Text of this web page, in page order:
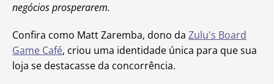
negócios prosperarem.
Confira como Matt Zaremba, dono da Zulu's Board
Game Café, criou uma identidade única para que sua
loja se destacasse da concorrência.